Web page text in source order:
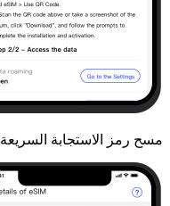
مسح رمز الاستجابة السريعة